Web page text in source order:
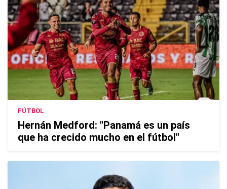
FÚTBOL
Hernán Medford: "Panamá es un país
que ha crecido mucho en el fútbol"